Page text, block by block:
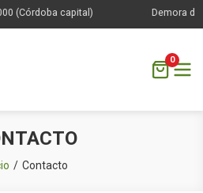
(Córdoba capital) Demora de
0
Contacto